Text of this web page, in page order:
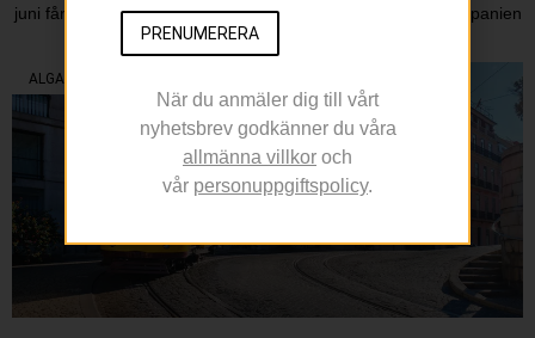
juni får Systembolagets fasta sortiment ett nytt tillskott från Spanien
när SEDA
ALGARVE
PRENUMERERA
När du anmäler dig till vårt
nyhetsbrev godkänner du våra
allmänna villkor och
vår personuppgiftspolicy.